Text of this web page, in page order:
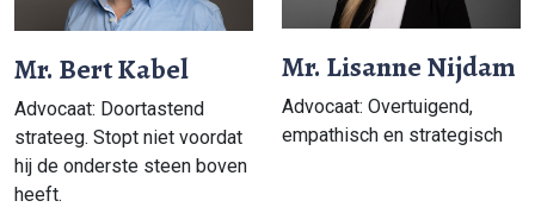
Mr. Bert Kabel
Advocaat: Doortastend
strateeg. Stopt niet voordat
hij de onderste steen boven
heeft.
Mr. Lisanne Nijdam
Advocaat: Overtuigend,
empathisch en strategisch